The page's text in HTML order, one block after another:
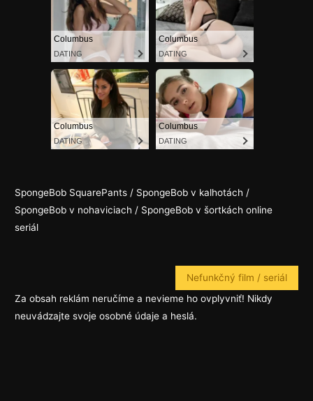
SpongeBob SquarePants / SpongeBob v kalhotách /
SpongeBob v nohaviciach / SpongeBob v šortkách online
seriál
Nefunkčný film / seriál
Za obsah reklám neručíme a nevieme ho ovplyvniť! Nikdy
neuvádzajte svoje osobné údaje a heslá.